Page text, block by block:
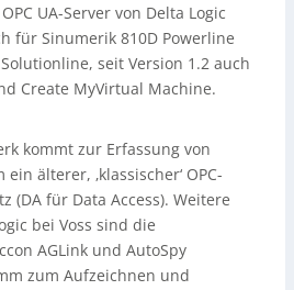
UA-Server von Delta Logic
für Sinumerik 810D Powerline
seit Version 1.2 auch
Create MyVirtual Machine.
kommt zur Erfassung von
älterer, ‚klassischer‘ OPC-
(DA für Data Access). Weitere
bei Voss sind die
AGLink und AutoSpy
zum Aufzeichnen und